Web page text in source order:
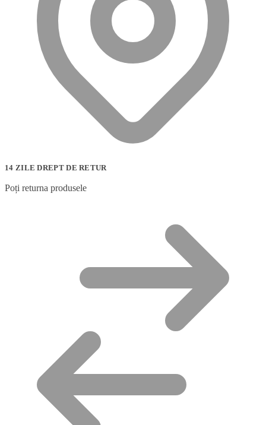
14 ZILE DREPT DE RETUR
Poți returna produsele